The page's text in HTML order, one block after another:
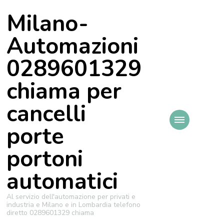
Milano-
Automazioni
0289601329
chiama per
cancelli
porte
portoni
automatici
Al servizio dell'automazione per privati e
industria e Milano e in Lombardia telefono
diretto 0289601329 chiama